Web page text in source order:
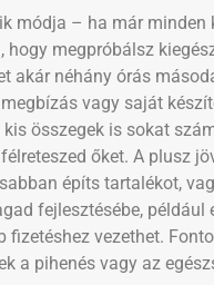
módja – ha már minden
megpróbálsz
akár néhány órás
vagy saját
összegek is sokat
őket. A plusz
építs tartalékot,
fejlesztésébe, például
fizetéshez vezethet.
a pihenés vagy az